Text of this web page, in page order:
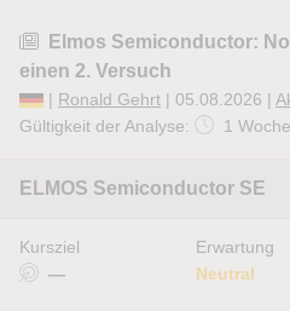
Elmos Semiconductor:
einen 2. Versuch
| Ronald Gehrt | 05.08.2026 |
Gültigkeit der Analyse:
1 Woche
ELMOS Semiconductor SE
Kursziel
—
Erwartung
Neutral